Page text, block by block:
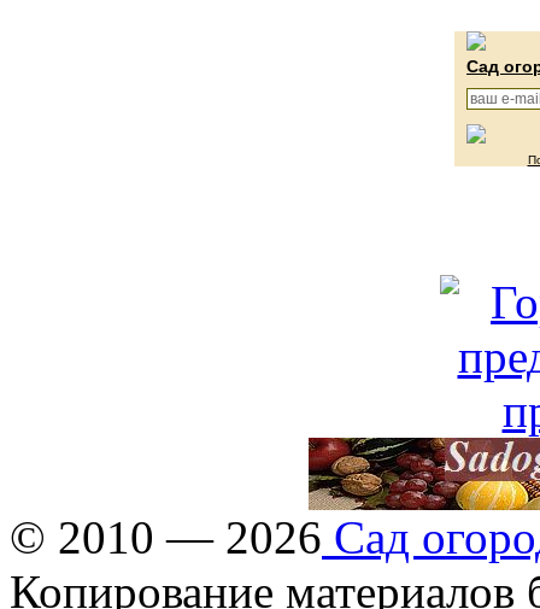
Сад
© 2010 — 2026 Сад
Копирование материалов